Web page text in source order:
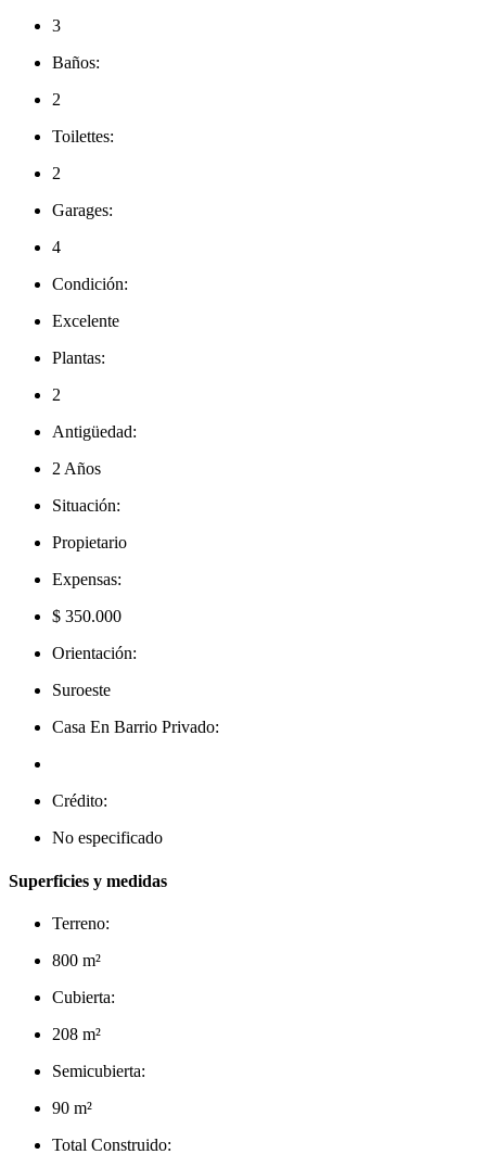
3
Baños:
2
Toilettes:
2
Garages:
4
Condición:
Excelente
Plantas:
2
Antigüedad:
2 Años
Situación:
Propietario
Expensas:
$ 350.000
Orientación:
Suroeste
Casa En Barrio Privado:
Crédito:
No especificado
Superficies y medidas
Terreno:
800 m²
Cubierta:
208 m²
Semicubierta:
90 m²
Total Construido: